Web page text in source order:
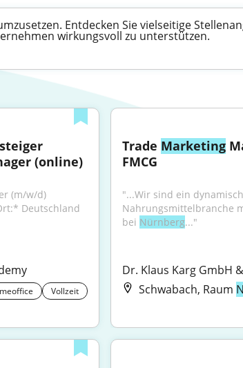
Entdecken Sie vielseitige
wirkungsvoll zu unterstützen.
(online)
Deutschland
Vollzeit
Trade Marketing
FMCG
"...Wir sind ein
Nahrungsmittelbranche
bei Nürnberg..."
Dr. Klaus Karg GmbH
Schwabach, Raum